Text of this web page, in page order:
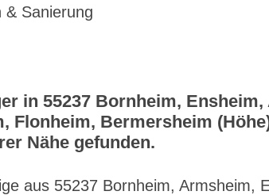
& Sanierung
in 55237 Bornheim,
Flonheim, Bermersheim
Nähe gefunden.
aus 55237 Bornheim, Armsheim,